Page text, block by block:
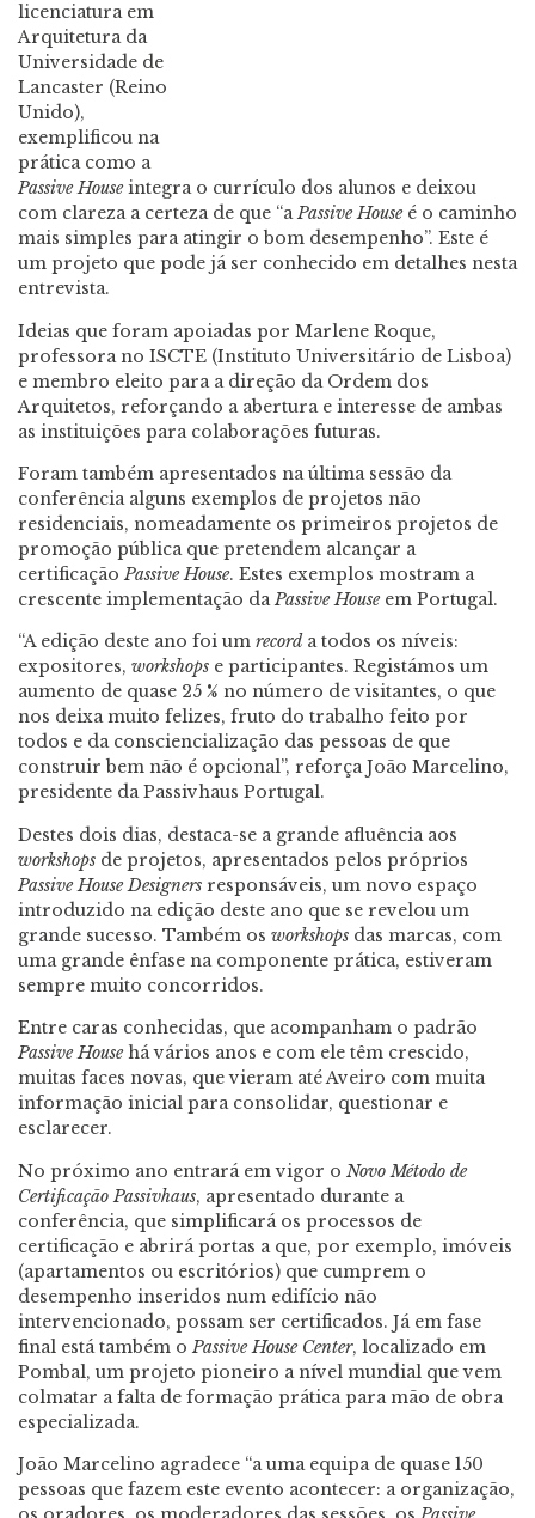
licenciatura em
Arquitetura da
Universidade de
Lancaster (Reino
Unido),
exemplificou na
prática como a
Passive Houseintegra o currículo dos alunos e deixou
com clareza a certeza de que “aPassive Houseé o caminho
mais simples para atingir o bom desempenho”. Este é
um projeto que pode já ser conhecido em detalhes nesta
entrevista.
Ideias que foram apoiadas por Marlene Roque,
professora no ISCTE (Instituto Universitário de Lisboa)
e membro eleito para a direção da Ordem dos
Arquitetos, reforçando a abertura e interesse de ambas
as instituições para colaborações futuras.
Foram também apresentados na última sessão da
conferência alguns exemplos de projetos não
residenciais, nomeadamente os primeiros projetos de
promoção pública que pretendem alcançar a
certificação Passive House. Estes exemplos mostram a
crescente implementação daPassive Houseem Portugal.
“A edição deste ano foi um record a todos os níveis:
expositores, workshops e participantes. Registámos um
aumento de quase 25 % no número de visitantes, o que
nos deixa muito felizes, fruto do trabalho feito por
todos e da consciencialização das pessoas de que
construir bem não é opcional”, reforça João Marcelino,
presidente da Passivhaus Portugal.
Destes dois dias, destaca-se a grande afluência aos
workshops de projetos, apresentados pelos próprios
Passive House Designers responsáveis, um novo espaço
introduzido na edição deste ano que se revelou um
grande sucesso. Também os workshops das marcas, com
uma grande ênfase na componente prática, estiveram
sempre muito concorridos.
Entre caras conhecidas, que acompanham o padrão
Passive Househá vários anos e com ele têm crescido,
muitas faces novas, que vieram até Aveiro com muita
informação inicial para consolidar, questionar e
esclarecer.
No próximo ano entrará em vigor o Novo Método de
Certificação Passivhaus, apresentado durante a
conferência, que simplificará os processos de
certificação e abrirá portas a que, por exemplo, imóveis
(apartamentos ou escritórios) que cumprem o
desempenho inseridos num edifício não
intervencionado, possam ser certificados. Já em fase
final está também o Passive House Center, localizado em
Pombal, um projeto pioneiro a nível mundial que vem
colmatar a falta de formação prática para mão de obra
especializada.
João Marcelino agradece “a uma equipa de quase 150
pessoas que fazem este evento acontecer: a organização,